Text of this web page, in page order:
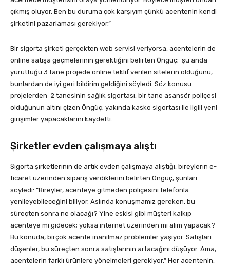
çıkmış oluyor. Ben bu duruma çok karşıyım çünkü acentenin kendi
şirketini pazarlaması gerekiyor.”
Bir sigorta şirketi gerçekten web servisi veriyorsa, acentelerin de
online satışa geçmelerinin gerektiğini belirten Öngüç; şu anda
yürüttüğü 3 tane projede online teklif verilen sitelerin olduğunu,
bunlardan de iyi geri bildirim geldiğini söyledi. Söz konusu
projelerden 2 tanesinin sağlık sigortası, bir tane asansör poliçesi
olduğunun altını çizen Öngüç; yakında kasko sigortası ile ilgili yeni
girişimler yapacaklarını kaydetti.
Şirketler evden çalışmaya alıştı
Sigorta şirketlerinin de artık evden çalışmaya alıştığı, bireylerin e-
ticaret üzerinden sipariş verdiklerini belirten Öngüç, şunları
söyledi: “Bireyler, acenteye gitmeden poliçesini telefonla
yenileyebileceğini biliyor. Aslında konuşmamız gereken, bu
süreçten sonra ne olacağı? Yine eskisi gibi müşteri kalkıp
acenteye mi gidecek; yoksa internet üzerinden mi alım yapacak?
Bu konuda, birçok acente inanılmaz problemler yaşıyor. Satışları
düşenler, bu süreçten sonra satışlarının artacağını düşüyor. Ama,
acentelerin farklı ürünlere yönelmeleri gerekiyor.” Her acentenin,